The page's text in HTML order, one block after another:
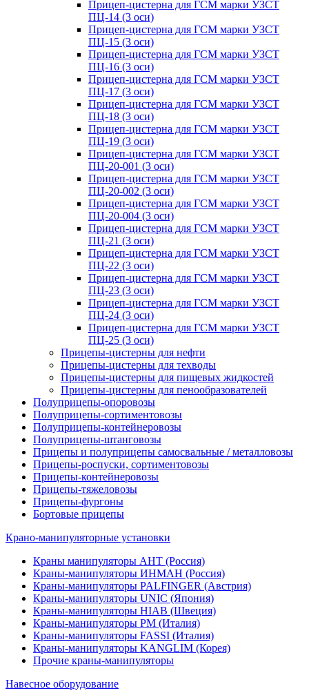
Прицеп-цистерна для ГСМ марки УЗСТ
ПЦ-14 (3 оси)
Прицеп-цистерна для ГСМ марки УЗСТ
ПЦ-15 (3 оси)
Прицеп-цистерна для ГСМ марки УЗСТ
ПЦ-16 (3 оси)
Прицеп-цистерна для ГСМ марки УЗСТ
ПЦ-17 (3 оси)
Прицеп-цистерна для ГСМ марки УЗСТ
ПЦ-18 (3 оси)
Прицеп-цистерна для ГСМ марки УЗСТ
ПЦ-19 (3 оси)
Прицеп-цистерна для ГСМ марки УЗСТ
ПЦ-20-001 (3 оси)
Прицеп-цистерна для ГСМ марки УЗСТ
ПЦ-20-002 (3 оси)
Прицеп-цистерна для ГСМ марки УЗСТ
ПЦ-20-004 (3 оси)
Прицеп-цистерна для ГСМ марки УЗСТ
ПЦ-21 (3 оси)
Прицеп-цистерна для ГСМ марки УЗСТ
ПЦ-22 (3 оси)
Прицеп-цистерна для ГСМ марки УЗСТ
ПЦ-23 (3 оси)
Прицеп-цистерна для ГСМ марки УЗСТ
ПЦ-24 (3 оси)
Прицеп-цистерна для ГСМ марки УЗСТ
ПЦ-25 (3 оси)
Прицепы-цистерны для нефти
Прицепы-цистерны для техводы
Прицепы-цистерны для пищевых жидкостей
Прицепы-цистерны для пенообразователей
Полуприцепы-опоровозы
Полуприцепы-сортиментовозы
Полуприцепы-контейнеровозы
Полуприцепы-штанговозы
Прицепы и полуприцепы самосвальные / металловозы
Прицепы-роспуски, сортиментовозы
Прицепы-контейнеровозы
Прицепы-тяжеловозы
Прицепы-фургоны
Бортовые прицепы
Крано-манипуляторные установки
Краны манипуляторы АНТ (Россия)
Краны-манипуляторы ИНМАН (Россия)
Краны-манипуляторы PALFINGER (Австрия)
Краны-манипуляторы UNIC (Япония)
Краны-манипуляторы HIAB (Швеция)
Краны-манипуляторы PM (Италия)
Краны-манипуляторы FASSI (Италия)
Краны-манипуляторы KANGLIM (Корея)
Прочие краны-манипуляторы
Навесное оборудование